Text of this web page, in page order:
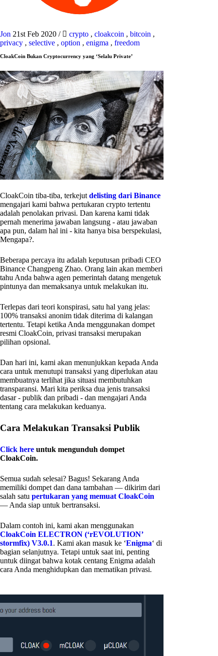
Jon 21st Feb 2020 / crypto , cloakcoin , bitcoin ,
privacy , selective , option , enigma , freedom
CloakCoin Bukan Cryptocurrency yang ‘Selalu Private’
CloakCoin tiba-tiba, terkejut delisting dari Binance
mengajari kami bahwa pertukaran crypto tertentu
adalah penolakan privasi. Dan karena kami tidak
pernah menerima jawaban langsung - atau jawaban
apa pun, dalam hal ini - kita hanya bisa berspekulasi,
Mengapa?.
Beberapa percaya itu adalah keputusan pribadi CEO
Binance Changpeng Zhao. Orang lain akan memberi
tahu Anda bahwa agen pemerintah datang mengetuk
pintunya dan memaksanya untuk melakukan itu.
Terlepas dari teori konspirasi, satu hal yang jelas:
100% transaksi anonim tidak diterima di kalangan
tertentu. Tetapi ketika Anda menggunakan dompet
resmi CloakCoin, privasi transaksi merupakan
pilihan opsional.
Dan hari ini, kami akan menunjukkan kepada Anda
cara untuk menutupi transaksi yang diperlukan atau
membuatnya terlihat jika situasi membutuhkan
transparansi. Mari kita periksa dua jenis transaksi
dasar - publik dan pribadi - dan mengajari Anda
tentang cara melakukan keduanya.
Cara Melakukan Transaksi Publik
Click here untuk mengunduh dompet
CloakCoin.
Semua sudah selesai? Bagus! Sekarang Anda
memiliki dompet dan dana tambahan — dikirim dari
salah satu pertukaran yang memuat CloakCoin
— Anda siap untuk bertransaksi.
Dalam contoh ini, kami akan menggunakan
CloakCoin ELECTRON (‘rEVOLUTION’
stormfix) V3.0.1. Kami akan masuk ke ‘Enigma‘ di
bagian selanjutnya. Tetapi untuk saat ini, penting
untuk diingat bahwa kotak centang Enigma adalah
cara Anda menghidupkan dan mematikan privasi.